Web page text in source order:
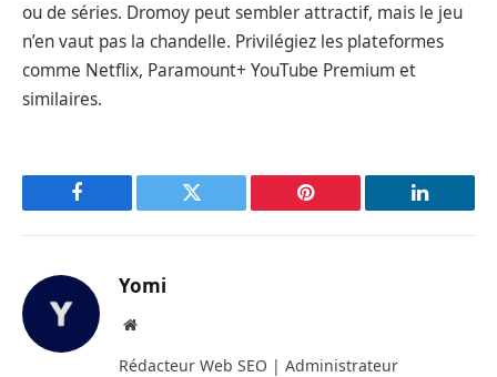
ou de séries. Dromoy peut sembler attractif, mais le jeu
n’en vaut pas la chandelle. Privilégiez les plateformes
comme Netflix, Paramount+ YouTube Premium et
similaires.
Facebook Twitter Pinterest LinkedIn
Yomi
Site
Rédacteur Web SEO | Administrateur